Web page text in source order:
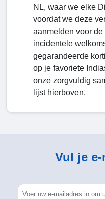
NL, waar we elke
voordat we deze
aanmelden voor
incidentele
gegarandeerde
op je favoriete
onze zorgvuldig
lijst hierboven.
Vul je